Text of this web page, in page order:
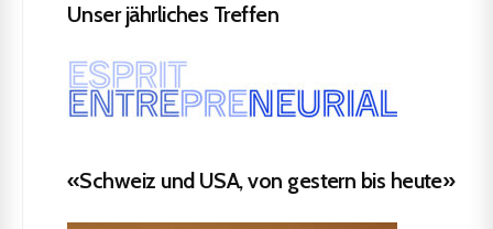
Unser jährliches Treffen
«Schweiz und USA, von gestern bis heute»